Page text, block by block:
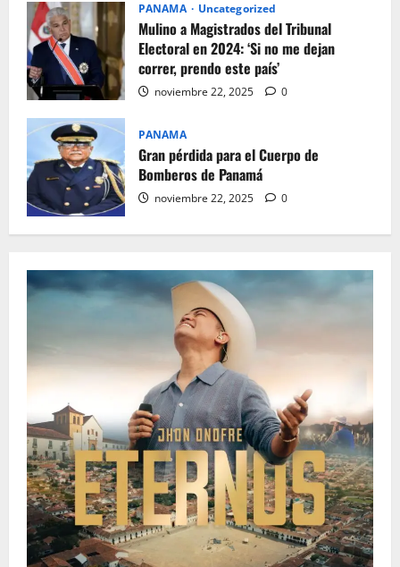
PANAMA Uncategorized
Mulino a Magistrados del Tribunal
Electoral en 2024: ‘Si no me dejan
correr, prendo este país’
noviembre 22, 2025 0
PANAMA
Gran pérdida para el Cuerpo de
Bomberos de Panamá
noviembre 22, 2025 0